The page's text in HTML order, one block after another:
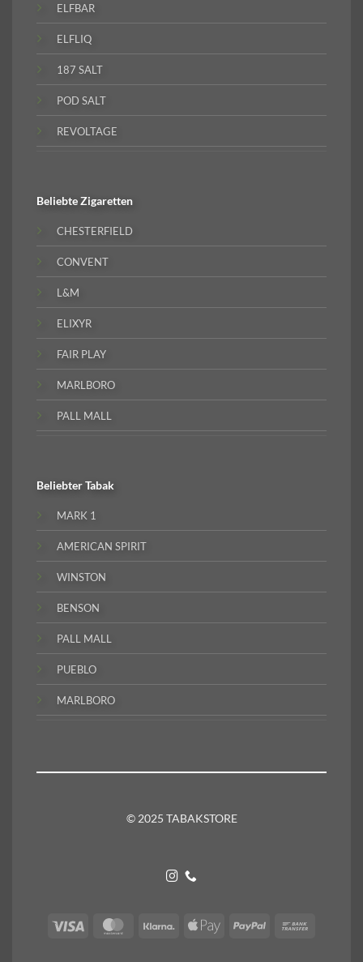
ELFBAR
ELFLIQ
187 SALT
POD SALT
REVOLTAGE
BeliebteZigaretten
CHESTERFIELD
CONVENT
L&M
ELIXYR
FAIR PLAY
MARLBORO
PALL MALL
BeliebterTabak
MARK 1
AMERICAN SPIRIT
WINSTON
BENSON
PALL MALL
PUEBLO
MARLBORO
© 2025 TABAKSTORE
Visa MasterCardKlarna
Apple
PayPal